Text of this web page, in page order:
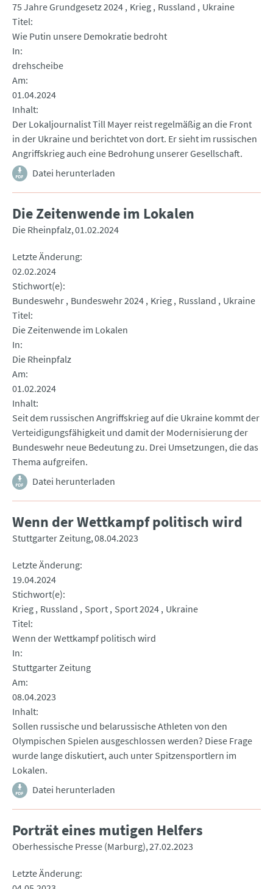
75 Jahre Grundgesetz 2024 Krieg Russland
Ukraine
Titel
Wie Putin unsere Demokratie bedroht
In
drehscheibe
Am
01.04.2024
Inhalt
Der Lokaljournalist Till Mayer reist regelmäßig an die Front
in der Ukraine und berichtet von dort. Er sieht im russischen
Angriffskrieg auch eine Bedrohung unserer Gesellschaft.
Datei herunterladen
Die Zeitenwende im Lokalen
Die Rheinpfalz 01.02.2024
Letzte Änderung
02.02.2024
Stichwort(e)
Bundeswehr Bundeswehr 2024 Krieg Russland
Ukraine
Titel
Die Zeitenwende im Lokalen
In
Die Rheinpfalz
Am
01.02.2024
Inhalt
Seit dem russischen Angriffskrieg auf die Ukraine kommt der
Verteidigungsfähigkeit und damit der Modernisierung der
Bundeswehr neue Bedeutung zu. Drei Umsetzungen, die das
Thema aufgreifen.
Datei herunterladen
Wenn der Wettkampf politisch wird
Stuttgarter Zeitung 08.04.2023
Letzte Änderung
19.04.2024
Stichwort(e)
Krieg Russland Sport Sport 2024 Ukraine
Titel
Wenn der Wettkampf politisch wird
In
Stuttgarter Zeitung
Am
08.04.2023
Inhalt
Sollen russische und belarussische Athleten von den
Olympischen Spielen ausgeschlossen werden? Diese Frage
wurde lange diskutiert, auch unter Spitzensportlern im
Lokalen.
Datei herunterladen
Porträt eines mutigen Helfers
Oberhessische Presse (Marburg) 27.02.2023
Letzte Änderung